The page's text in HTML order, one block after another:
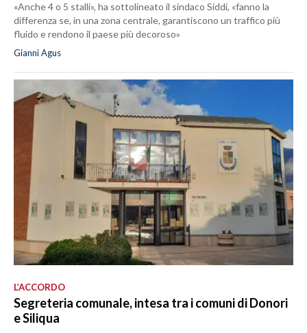
«Anche 4 o 5 stalli», ha sottolineato il sindaco Siddi, «fanno la
differenza se, in una zona centrale, garantiscono un traffico più
fluido e rendono il paese più decoroso»
Gianni Agus
L’ACCORDO
Segreteria comunale, intesa tra i comuni di Donori
e Siliqua